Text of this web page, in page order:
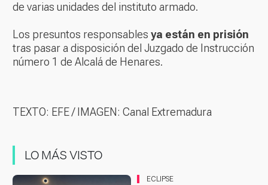
de varias unidades del instituto armado.
Los presuntos responsables ya están en prisión
tras pasar a disposición del Juzgado de Instrucción
número 1 de Alcalá de Henares.
TEXTO: EFE / IMAGEN: Canal Extremadura
LO MÁS VISTO
ECLIPSE